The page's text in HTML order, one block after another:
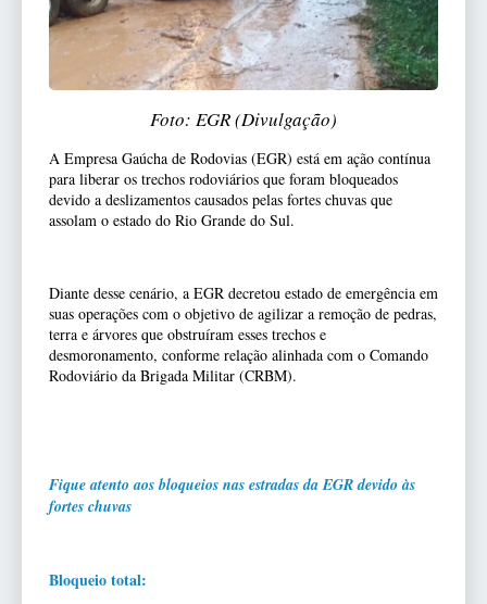
Foto: EGR (Divulgação)
A Empresa Gaúcha de Rodovias (EGR) está em ação contínua
para liberar os trechos rodoviários que foram bloqueados
devido a deslizamentos causados pelas fortes chuvas que
assolam o estado do Rio Grande do Sul.
Diante desse cenário, a EGR decretou estado de emergência em
suas operações com o objetivo de agilizar a remoção de pedras,
terra e árvores que obstruíram esses trechos e
desmoronamento, conforme relação alinhada com o Comando
Rodoviário da Brigada Militar (CRBM).
Fique atento aos bloqueios nas estradas da EGR devido às
fortes chuvas
Bloqueio total: